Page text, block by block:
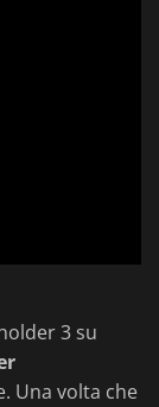
3 su
Una volta che